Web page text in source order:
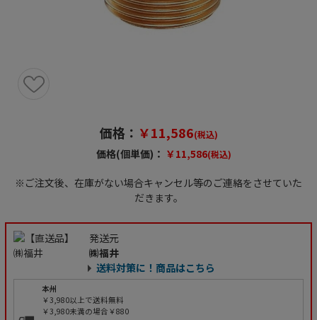
価格： ￥11,586(税込)
価格(個単価)： ￥11,586(税込)
※ご注文後、在庫がない場合キャンセル等のご連絡をさせていた
だきます。
発送元
㈱福井
送料対策に！商品はこちら
本州
￥3,980以上で送料無料
￥3,980未満の場合￥880